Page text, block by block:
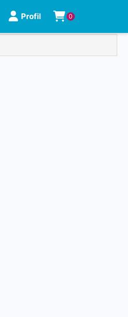
Profil 0